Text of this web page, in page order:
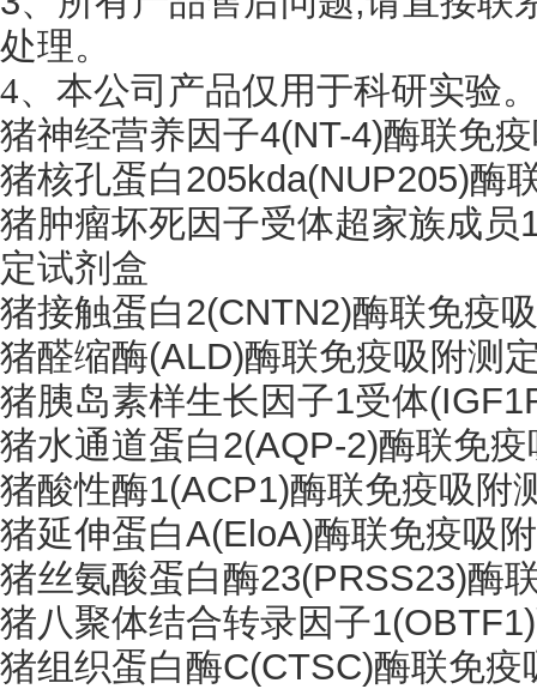
处理。
4、 本公司产品仅用于科研实验
猪神经营养因子4(NT-4)酶联免
猪核孔蛋白205kda(NUP205)酶
猪肿瘤坏死因子受体超家族成员
定试剂盒
猪接触蛋白2(CNTN2)酶联免疫
猪醛缩酶(ALD)酶联免疫吸附测
猪胰岛素样生长因子1受体
猪水通道蛋白2(AQP-2)酶联免
猪酸性酶1(ACP1)酶联免疫吸附
猪延伸蛋白A(EloA)酶联免疫吸
猪丝氨酸蛋白酶23(PRSS23)酶
猪八聚体结合转录因子
猪组织蛋白酶C(CTSC)酶联免